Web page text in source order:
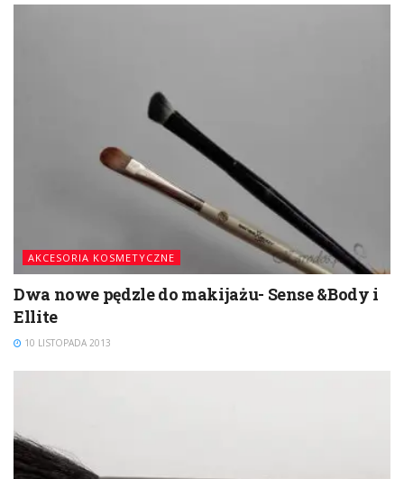
AKCESORIA KOSMETYCZNE
Dwa nowe pędzle do makijażu- Sense &Body i
Ellite
10 LISTOPADA 2013